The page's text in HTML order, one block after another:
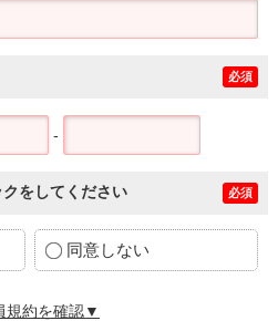
必須
-
をしてください 必須
同意しない
規約を確認▼